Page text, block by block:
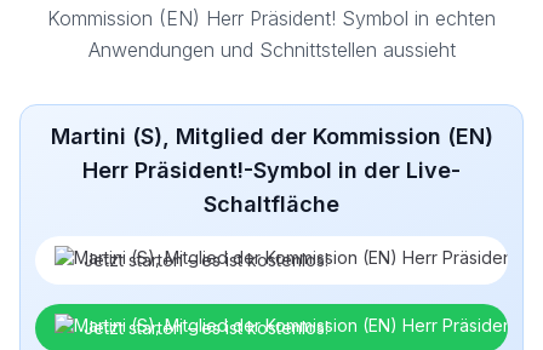
Kommission (EN) Herr Präsident! Symbol in echten
Anwendungen und Schnittstellen aussieht
Martini (S), Mitglied der Kommission (EN)
Herr Präsident!-Symbol in der Live-
Schaltfläche
Jetzt starten – es ist kostenlos!
Jetzt starten – es ist kostenlos!